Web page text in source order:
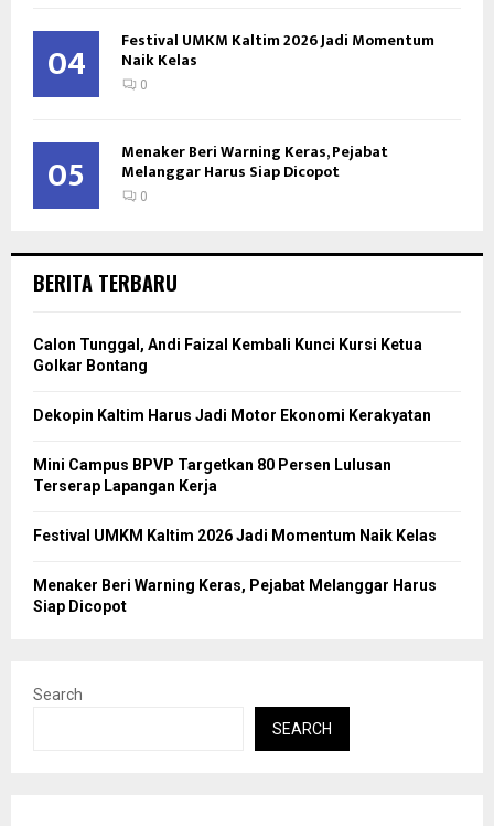
04 Festival UMKM Kaltim 2026 Jadi Momentum
Naik Kelas
0
05 Menaker Beri Warning Keras, Pejabat
Melanggar Harus Siap Dicopot
0
BERITA TERBARU
Calon Tunggal, Andi Faizal Kembali Kunci Kursi Ketua
Golkar Bontang
Dekopin Kaltim Harus Jadi Motor Ekonomi Kerakyatan
Mini Campus BPVP Targetkan 80 Persen Lulusan
Terserap Lapangan Kerja
Festival UMKM Kaltim 2026 Jadi Momentum Naik Kelas
Menaker Beri Warning Keras, Pejabat Melanggar Harus
Siap Dicopot
Search
SEARCH